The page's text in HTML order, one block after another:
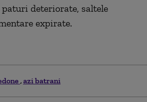
deteriorate, saltele
expirate.
azi batrani